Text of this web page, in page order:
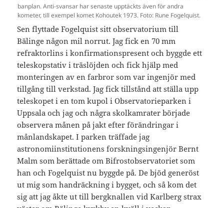
banplan. Anti-svansar har senaste upptäckts även för andra
kometer, till exempel komet Kohoutek 1973. Foto: Rune Fogelquist.
Sen flyttade Fogelquist sitt observatorium till
Bälinge någon mil norrut. Jag fick en 70 mm
refraktorlins i konfirmationspresent och byggde ett
teleskopstativ i träslöjden och fick hjälp med
monteringen av en farbror som var ingenjör med
tillgång till verkstad. Jag fick tillstånd att ställa upp
teleskopet i en tom kupol i Observatorieparken i
Uppsala och jag och några skolkamrater började
observera månen på jakt efter förändringar i
månlandskapet. I parken träffade jag
astronomiinstitutionens forskningsingenjör Bernt
Malm som berättade om Bifrostobservatoriet som
han och Fogelquist nu byggde på. De bjöd generöst
ut mig som handräckning i bygget, och så kom det
sig att jag åkte ut till bergknallen vid Karlberg strax